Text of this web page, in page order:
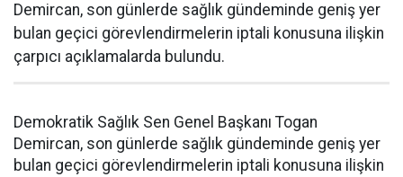
Demircan, son günlerde sağlık gündeminde geniş yer
bulan geçici görevlendirmelerin iptali konusuna ilişkin
çarpıcı açıklamalarda bulundu.
Demokratik Sağlık Sen Genel Başkanı Togan
Demircan, son günlerde sağlık gündeminde geniş yer
bulan geçici görevlendirmelerin iptali konusuna ilişkin